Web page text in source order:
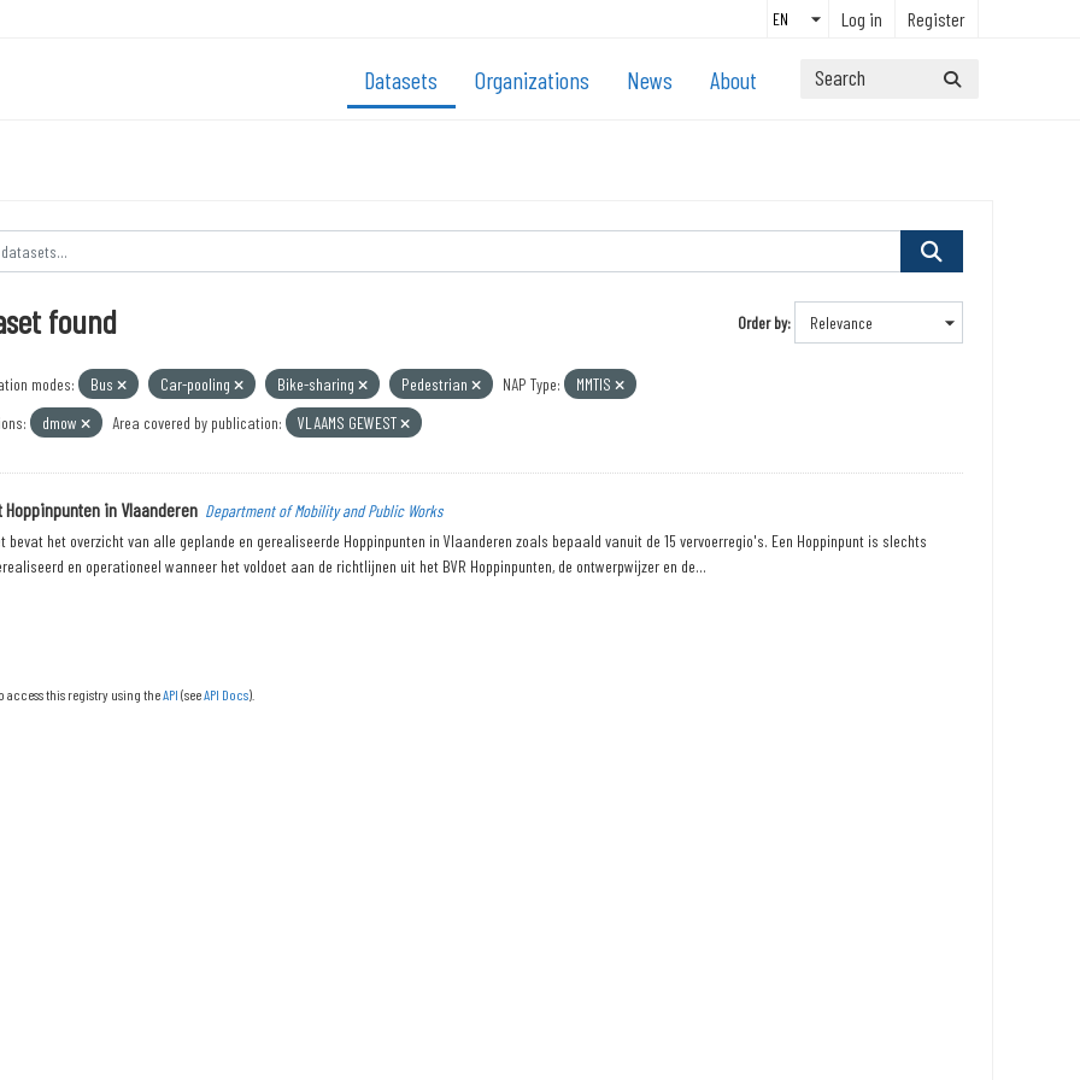
Log in Register
Datasets Organizations News About
Order by
found
modes: Bus Car-pooling Bike-sharing Pedestrian NAP Type:
MMTIS
dmow Area covered by publication: VLAAMS GEWEST
Hoppinpunten in Vlaanderen Department of Mobility and Public Works
bevat het overzicht van alle geplande en gerealiseerde Hoppinpunten in Vlaanderen zoals bepaald vanuit de 15 vervoerregio's. Een Hoppinpunt is slechts
en operationeel wanneer het voldoet aan de richtlijnen uit het BVR Hoppinpunten, de ontwerpwijzer en de...
access this registry using theAPI (seeAPI Docs).